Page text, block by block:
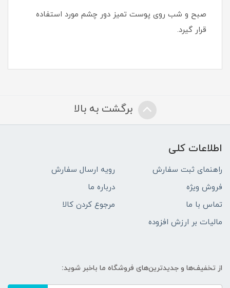
صبح و شب روی پوست تمیز دور چشم مورد استفاده
قرار گیرد.
برگشت به بالا
اطلاعات کلی
راهنمای ثبت سفارش
رویه ارسال سفارش
فروش ویژه
درباره ما
تماس با ما
مرجوع کردن کالا
مالیات بر ارزش افزوده
از تخفیف‌ها و جدیدترین‌های فروشگاه ما باخبر شوید: